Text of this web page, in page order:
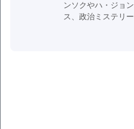
ンソクやハ・ジョ
ス、政治ミステリ